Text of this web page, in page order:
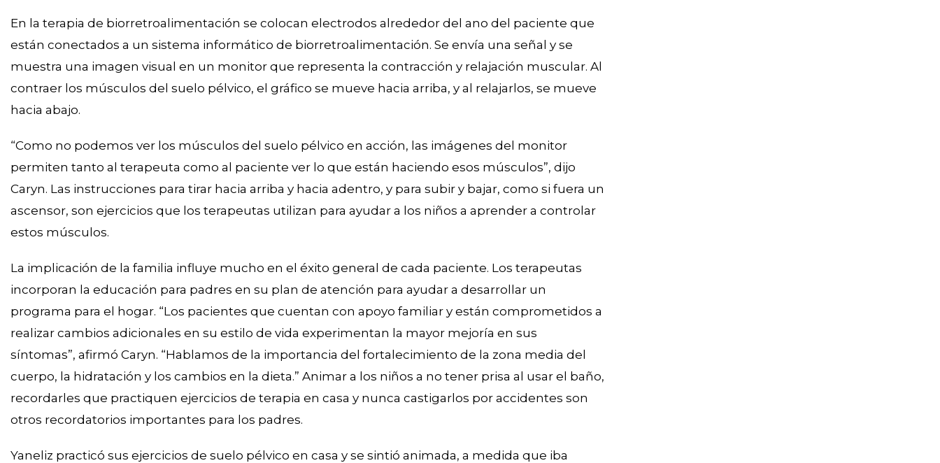
En la terapia de biorretroalimentación se colocan electrodos alrededor del ano del paciente que
están conectados a un sistema informático de biorretroalimentación. Se envía una señal y se
muestra una imagen visual en un monitor que representa la contracción y relajación muscular. Al
contraer los músculos del suelo pélvico, el gráfico se mueve hacia arriba, y al relajarlos, se mueve
hacia abajo.
“Como no podemos ver los músculos del suelo pélvico en acción, las imágenes del monitor
permiten tanto al terapeuta como al paciente ver lo que están haciendo esos músculos”, dijo
Caryn. Las instrucciones para tirar hacia arriba y hacia adentro, y para subir y bajar, como si fuera un
ascensor, son ejercicios que los terapeutas utilizan para ayudar a los niños a aprender a controlar
estos músculos.
La implicación de la familia influye mucho en el éxito general de cada paciente. Los terapeutas
incorporan la educación para padres en su plan de atención para ayudar a desarrollar un
programa para el hogar. “Los pacientes que cuentan con apoyo familiar y están comprometidos a
realizar cambios adicionales en su estilo de vida experimentan la mayor mejoría en sus
síntomas”, afirmó Caryn. “Hablamos de la importancia del fortalecimiento de la zona media del
cuerpo, la hidratación y los cambios en la dieta.” Animar a los niños a no tener prisa al usar el baño,
recordarles que practiquen ejercicios de terapia en casa y nunca castigarlos por accidentes son
otros recordatorios importantes para los padres.
Yaneliz practicó sus ejercicios de suelo pélvico en casa y se sintió animada, a medida que iba